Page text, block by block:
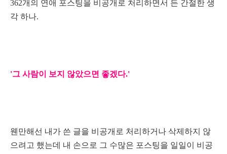
362개의 연애 포스팅을 비공개로 처리하면서 든 간절한 생
각 하나.
'그 사람이 보지 않았으면 좋겠다.'
웬만해선 내가 쓴 글을 비공개로 처리하거나 삭제하지 않
으려고 했는데 내 손으로 그 수많은 포스팅을 일일이 비공